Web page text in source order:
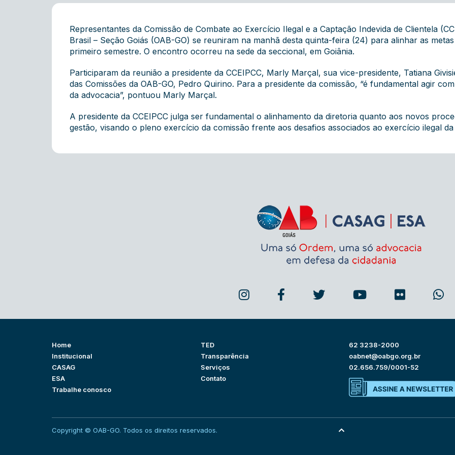
Representantes da Comissão de Combate ao Exercício Ilegal e a Captação Indevida de Clientela
Brasil – Seção Goiás (OAB-GO) se reuniram na manhã desta quinta-feira (24) para alinhar as
primeiro semestre. O encontro ocorreu na sede da seccional, em Goiânia.
Participaram da reunião a presidente da CCEIPCC, Marly Marçal, sua vice-presidente, Tatiana
das Comissões da OAB-GO, Pedro Quirino. Para a presidente da comissão, “é fundamental agir
da advocacia”, pontuou Marly Marçal.
A presidente da CCEIPCC julga ser fundamental o alinhamento da diretoria quanto aos novos
gestão, visando o pleno exercício da comissão frente aos desafios associados ao exercício ilegal
Home
Institucional
CASAG
ESA
Trabalhe conosco
TED
Transparência
Serviços
Contato
62 3238-2000
oabnet@oabgo.org.br
02.656.759/0001-52
Copyright © OAB-GO. Todos os direitos reservados.